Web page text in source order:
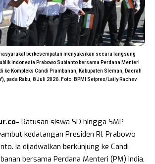
berkesempatan menyaksikan secara langsung
Indonesia Prabowo Subianto bersama Perdana Menteri
ke Kompleks Candi Prambanan, Kabupaten Sleman, Daerah
pada Rabu, 8 Juli 2026. Foto: BPMI Setpres/Laily Rachev
Ratusan siswa SD hingga SMP
kedatangan Presiden RI, Prabowo
Ia dijadwalkan berkunjung ke Candi
bersama Perdana Menteri (PM) India,